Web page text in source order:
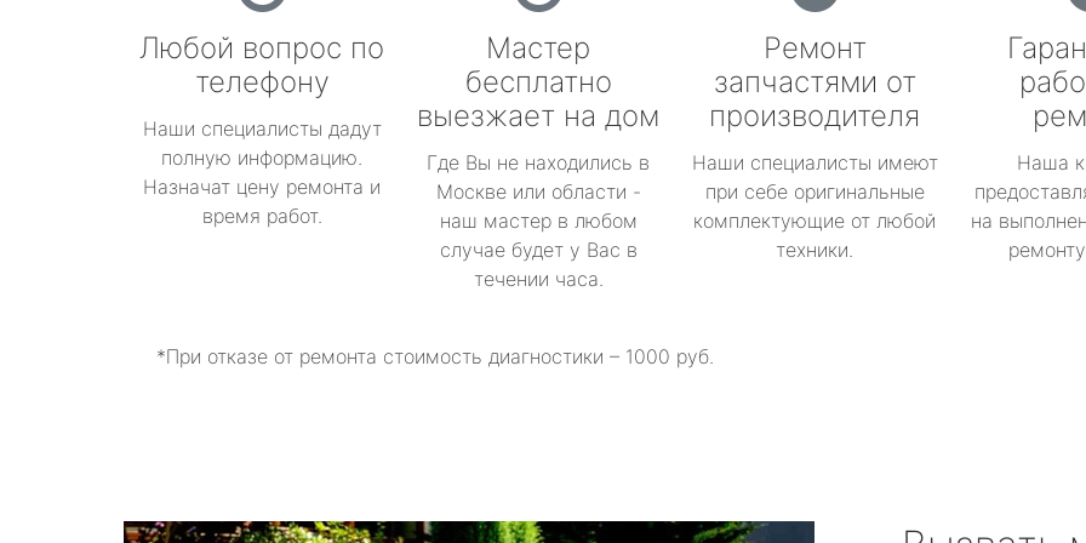
Любой вопрос по
телефону
Наши специалисты дадут
полную информацию.
Назначат цену ремонта и
время работ.
Мастер
бесплатно
выезжает на дом
Где Вы не находились в
Москве или области -
наш мастер в любом
случае будет у Вас в
течении часа.
Ремонт
запчастями от
производителя
Наши специалисты имеют
при себе оригинальные
комплектующие от любой
техники.
Наша
на
*При отказе от ремонта стоимость диагностики – 1000 руб.